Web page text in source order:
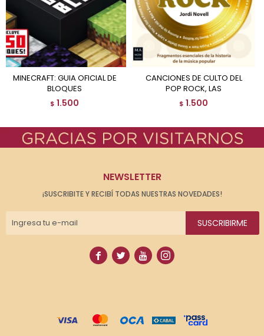
MINECRAFT: GUIA OFICIAL DE
BLOQUES
$ 1.500
CANCIONES DE CULTO DEL
POP ROCK, LAS
$ 1.500
NEWSLETTER
¡SUSCRIBITE Y RECIBÍ TODAS NUESTRAS NOVEDADES!
SUSCRIBIRME
   